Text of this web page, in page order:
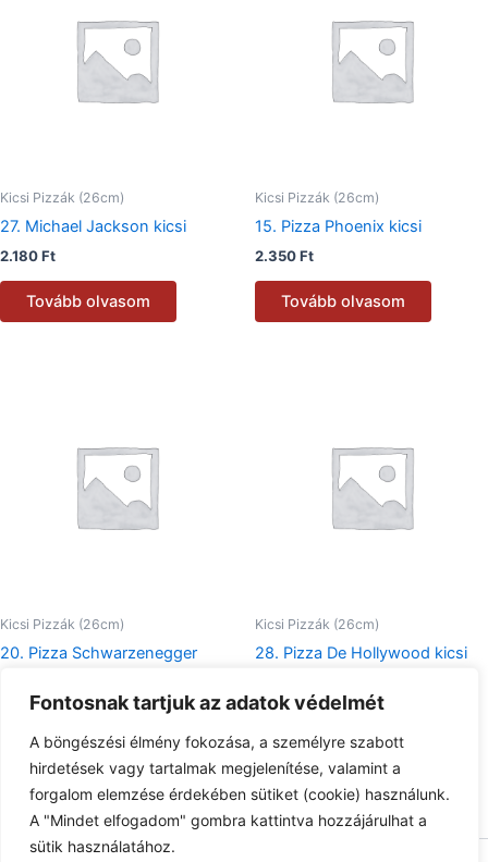
Fontosnak tartjuk az adatok védelmét
A böngészési élmény fokozása, a személyre szabott
hirdetések vagy tartalmak megjelenítése, valamint a
forgalom elemzése érdekében sütiket (cookie) használunk.
A "Mindet elfogadom" gombra kattintva hozzájárulhat a
sütik használatához.
Kicsi Pizzák (26cm)
27. Michael Jackson kicsi
2.180Ft
Tovább olvasom
Kicsi Pizzák (26cm)
15. Pizza Phoenix kicsi
2.350Ft
Tovább olvasom
Kicsi Pizzák (26cm)
20. Pizza Schwarzenegger
1.970Ft
Tovább olvasom
Kicsi Pizzák (26cm)
28. Pizza De Hollywood kicsi